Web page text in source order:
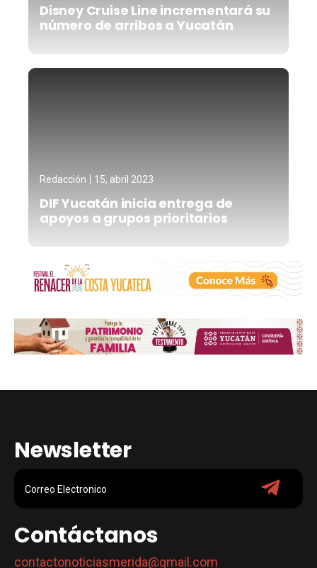
Disney Cruise Line incrementará su
número de arribos a Yucatán
Redacción 15, abril 2023
DIF Yucatán inicia entrega de
apoyos a grupos prioritarios
Newsletter
Contáctanos
contactonoticiasmerida@gmail.com